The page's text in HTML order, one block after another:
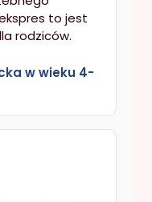
to jest
rodziców.
w wieku 4-